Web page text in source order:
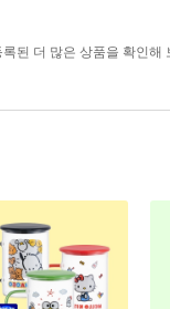
된 더 많은 상품을 확인해